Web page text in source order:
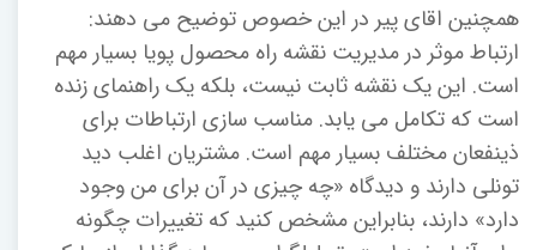
همچنین اقای پیر در این خصوص توضیح می دهند:
ارتباط موثر در مدیریت نقشه راه محصول پویا بسیار مهم
است. این یک نقشه ثابت نیست، بلکه یک راهنمای زنده
است که تکامل می یابد. مناسب سازی ارتباطات برای
ذینفعان مختلف بسیار مهم است. مشتریان اغلب دید
تونلی دارند و دیدگاه «چه چیزی در آن برای من وجود
دارد» دارند، بنابراین مشخص کنید که تغییرات چگونه